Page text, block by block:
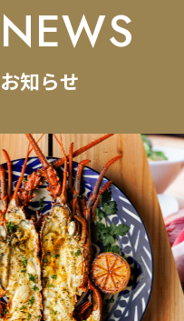
NEWS
お知らせ